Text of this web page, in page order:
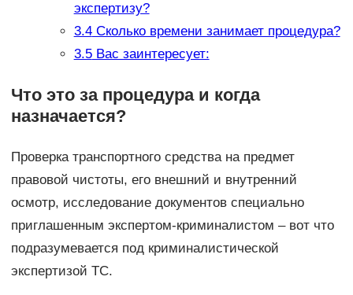
экспертизу?
3.4Сколько времени занимает процедура?
3.5Вас заинтересует:
Что это за процедура и когда
назначается?
Проверка транспортного средства на предмет
правовой чистоты, его внешний и внутренний
осмотр, исследование документов специально
приглашенным экспертом-криминалистом – вот что
подразумевается под криминалистической
экспертизой ТС.